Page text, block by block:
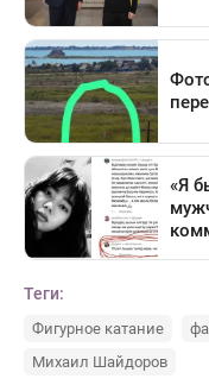
Теги:
Фигурное катание
Михаил Шайдоров